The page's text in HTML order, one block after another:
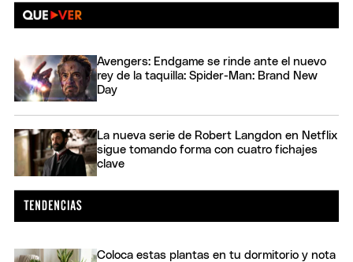
Avengers: Endgame se rinde ante el nuevo
rey de la taquilla: Spider-Man: Brand New
Day
La nueva serie de Robert Langdon en Netflix
sigue tomando forma con cuatro fichajes
clave
Coloca estas plantas en tu dormitorio y nota